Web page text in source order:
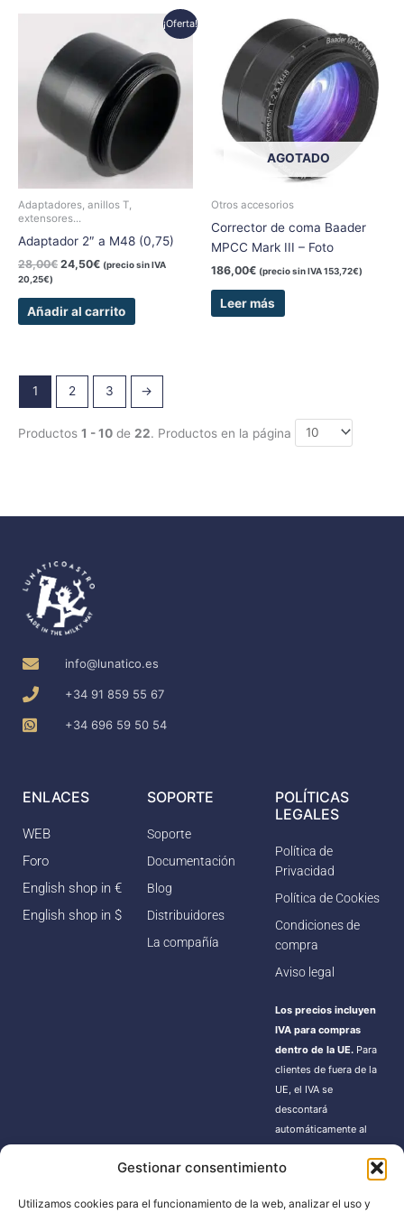
Gestionar consentimiento
Utilizamos cookies para el funcionamiento de la web, analizar el uso y
¡Oferta!
Adaptadores, anillos T,
extensores...
Adaptador 2″ a M48 (0,75)
28,00€
precio
original
28,00€.
24,50€
precio
actual
24,50€.
(precio sin IVA
20,25€)
Añadir al carrito
AGOTADO
Otros accesorios
Corrector de coma Baader
MPCC Mark III – Foto
186,00€ (precio sin IVA153,72€)
Leer más
1 2 3 →
Productos 1 - 10 de 22. Productos en la página
info@lunatico.es
+34 91 859 55 67
+34 696 59 50 54
ENLACES
WEB
Foro
English shop in €
English shop in $
SOPORTE
Soporte
Documentación
Blog
Distribuidores
La compañía
POLÍTICAS
LEGALES
Política de
Privacidad
Política de Cookies
Condiciones de
compra
Aviso legal
Los precios incluyen
IVA para compras
dentro de la UE. Para
clientes de fuera de la
UE, el IVA se
descontará
automáticamente al
Estos pedidos pueden
de importación según